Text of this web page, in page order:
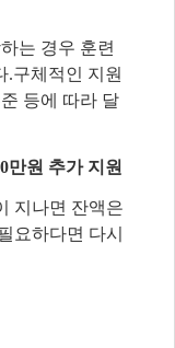
는 경우 훈련
.구체적인 지원
등에 따라 달
만원 추가 지원
지나면 잔액은
요하다면 다시